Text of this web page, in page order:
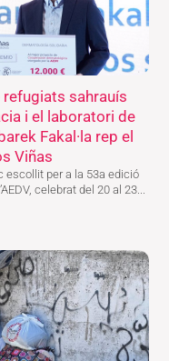
sahrauís
i el laboratori de
Fakal·la rep el
Viñas
escollit per a la 53a edició
celebrat del 20 al 23...